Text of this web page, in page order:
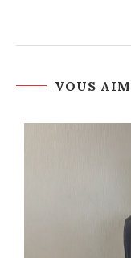
VOUS